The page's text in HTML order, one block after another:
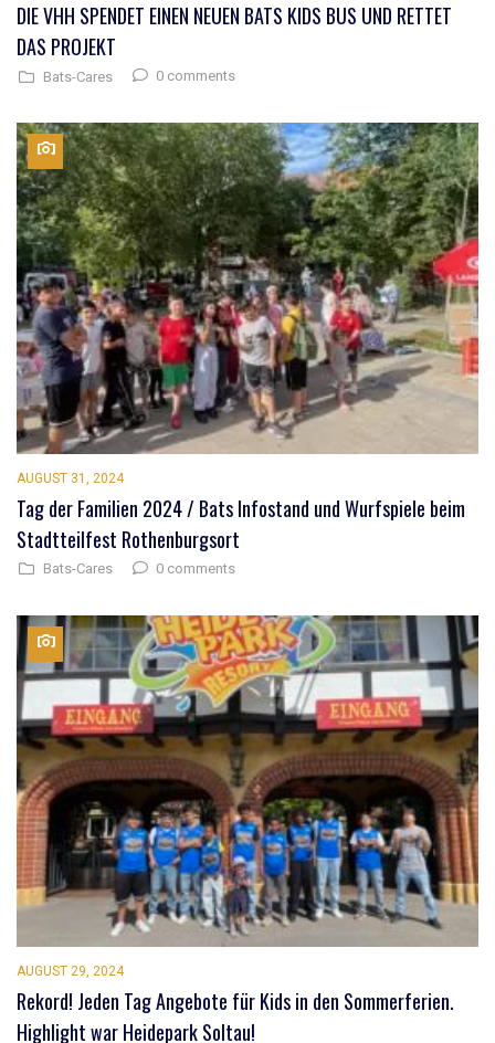
DIE VHH SPENDET EINEN NEUEN BATS KIDS BUS UND RETTET
DAS PROJEKT
Bats-Cares 0 comments
AUGUST 31, 2024
Tag der Familien 2024 / Bats Infostand und Wurfspiele beim
Stadtteilfest Rothenburgsort
Bats-Cares 0 comments
AUGUST 29, 2024
Rekord! Jeden Tag Angebote für Kids in den Sommerferien.
Highlight war Heidepark Soltau!